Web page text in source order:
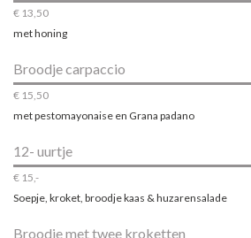
€ 13,50
met honing
Broodje carpaccio
€ 15,50
met pestomayonaise en Grana padano
12- uurtje
€ 15,-
Soepje, kroket, broodje kaas & huzarensalade
Broodje met twee kroketten